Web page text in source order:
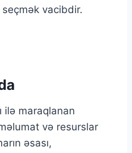
seçmək vacibdir.
ilə maraqlanan
və resurslar
əsası,